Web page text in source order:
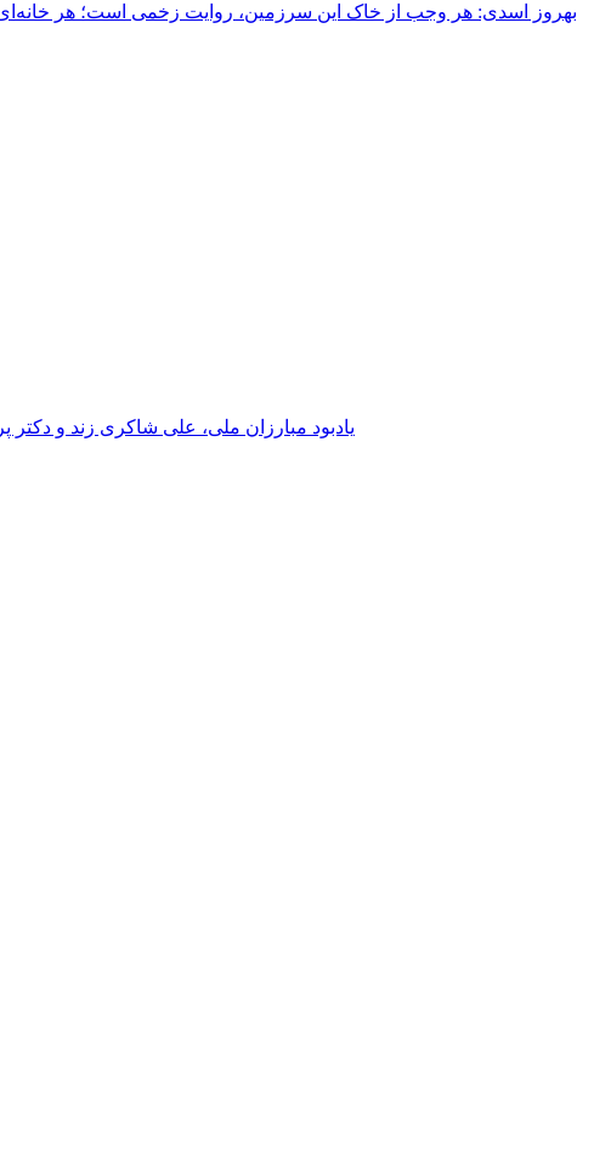
بهروز اسدی: هر وجب از خاک‌ این سرزمین، روایت زخمی است؛ هر
یادبود مبارزان ملی، علی شاکری زند و